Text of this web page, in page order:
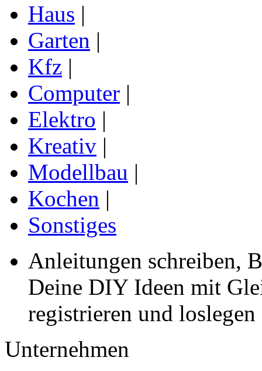
Haus |
Garten |
Kfz |
Computer |
Elektro |
Kreativ |
Modellbau |
Kochen |
Sonstiges
Anleitungen schreiben,
Deine DIY Ideen mit
registrieren und loslegen
Unternehmen